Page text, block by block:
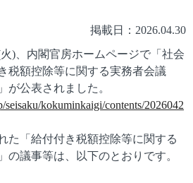
掲載日：2026.04.30
)、内閣官房ホームページで「社会
額控除等に関する実務者会議
が公表されました。
seisaku/kokuminkaigi/contents/2026042
た「給付付き税額控除等に関する
の議事等は、以下のとおりです。